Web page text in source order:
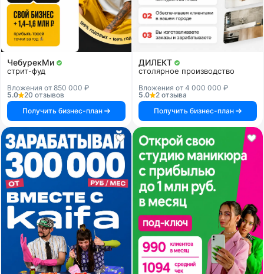
ЧебурекМи
стрит-фуд
Вложения от 850 000 ₽
5.0
20 отзывов
Получить бизнес-план
ДИЛЕКТ
столярное производство
Вложения от 4 000 000 ₽
5.0
2 отзыва
Получить бизнес-план